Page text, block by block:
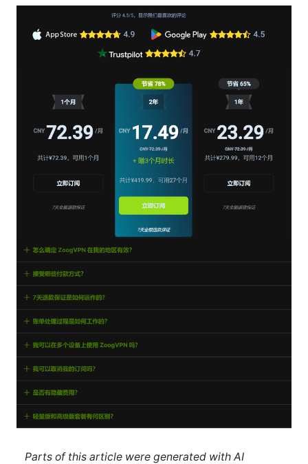
Parts of this article were generated with AI